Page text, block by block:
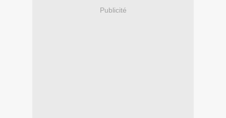
Publicité